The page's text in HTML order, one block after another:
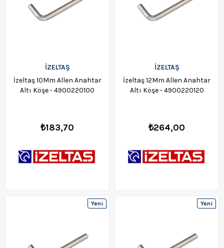
İZELTAŞ
İzeltaş 10Mm Allen Anahtar
Altı Köşe - 4900220100
₺183,70
İZELTAŞ
İzeltaş 12Mm Allen Anahtar
Altı Köşe - 4900220120
₺264,00
Yeni
Yeni